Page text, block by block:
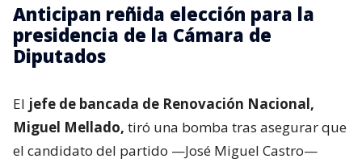
Anticipan reñida elección para la
presidencia de la Cámara de
Diputados
El jefe de bancada de Renovación Nacional,
Miguel Mellado, tiró una bomba tras asegurar que
el candidato del partido —José Miguel Castro—